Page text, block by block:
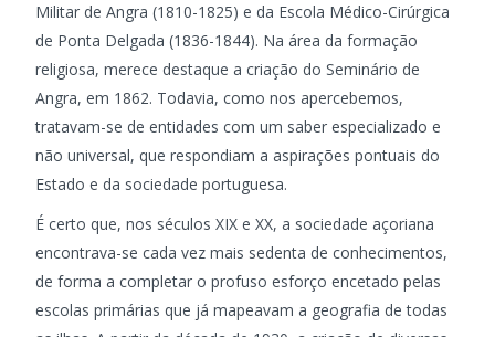
Militar de Angra (1810-1825) e da Escola Médico-Cirúrgica
de Ponta Delgada (1836-1844). Na área da formação
religiosa, merece destaque a criação do Seminário de
Angra, em 1862. Todavia, como nos apercebemos,
tratavam-se de entidades com um saber especializado e
não universal, que respondiam a aspirações pontuais do
Estado e da sociedade portuguesa.
É certo que, nos séculos XIX e XX, a sociedade açoriana
encontrava-se cada vez mais sedenta de conhecimentos,
de forma a completar o profuso esforço encetado pelas
escolas primárias que já mapeavam a geografia de todas